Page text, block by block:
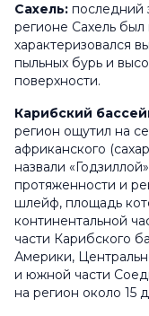
Сахель: последний
регионе Сахель
характеризовался
пыльных бурь и
поверхности.
Карибский
регион ощутил на
африканского
назвали
протяженности и
шлейф, площадь
континентальной
части Карибского
Америки,
и южной части
на регион около 15